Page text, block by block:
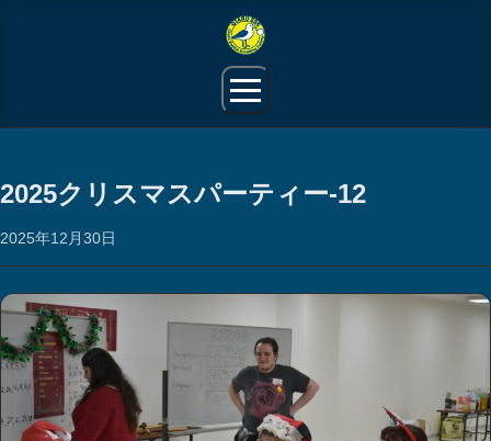
小樽ESSとは
活動報告
ギャラリー
会員限定ページ
お問い合わせ
2025クリスマスパーティー-12
2025年12月30日